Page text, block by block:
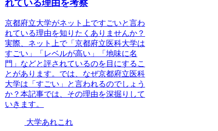
れている理由を考察
京都府立大学がネット上ですごいと言わ
れている理由を知りたくありませんか？
実際、ネット上で「京都府立医科大学は
すごい」「レベルが高い」「地味に名
門」などと評されているのを目にするこ
とがあります。では、なぜ京都府立医科
大学は「すごい」と言われるのでしょう
か？本記事では、その理由を深掘りして
いきます。
大学あれこれ